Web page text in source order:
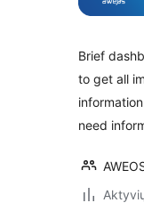
Brief
to get all
need